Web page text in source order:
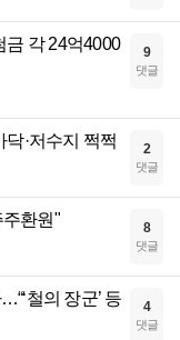
각 24억4000
9
댓글
·저수지 쩍쩍 2
댓글
주환원" 8
댓글
철의 장군’ 등
4
댓글